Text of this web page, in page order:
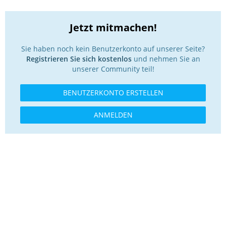
Jetzt mitmachen!
Sie haben noch kein Benutzerkonto auf unserer Seite?
Registrieren Sie sich kostenlosund nehmen Sie an
unserer Community teil!
BENUTZERKONTO ERSTELLEN
ANMELDEN